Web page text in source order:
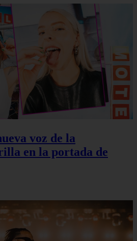
voz de la
en la portada de